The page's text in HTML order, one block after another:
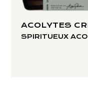
ACOLYTES
SPIRITUEUX